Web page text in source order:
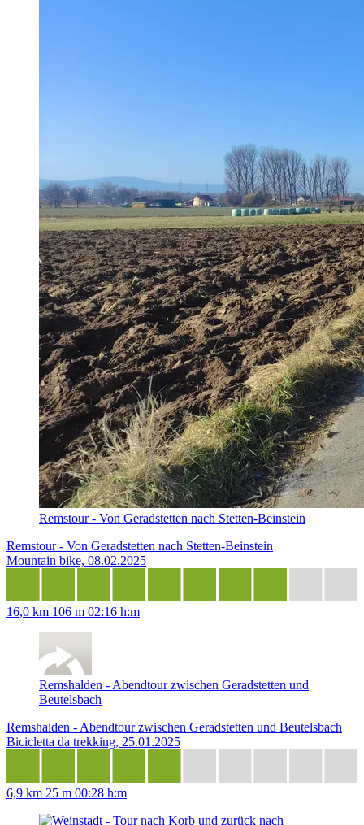
Remstour - Von Geradstetten nach Stetten-Beinstein
Remstour - Von Geradstetten nach Stetten-Beinstein
Mountain bike, 08.02.2025
16,0 km 106 m 02:16 h:m
Remshalden - Abendtour zwischen Geradstetten und
Beutelsbach
Remshalden - Abendtour zwischen Geradstetten und Beutelsbach
Bicicletta da trekking, 25.01.2025
6,9 km 25 m 00:28 h:m